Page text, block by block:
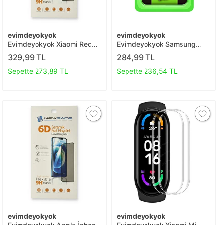
evimdeyokyok
Evimdeyokyok Xiaomi Redmi
Note 9 Pro 6d Mat Seramik
Hayalet Nano Ekran
Koruyucu T20
329,99 TL
Sepette 273,89 TL
evimdeyokyok
Evimdeyokyok Samsung
Galaxy S25 Plus Raze Metal
Kamera Lens - Mavi T20
284,99 TL
Sepette 236,54 TL
evimdeyokyok
evimdeyokyok